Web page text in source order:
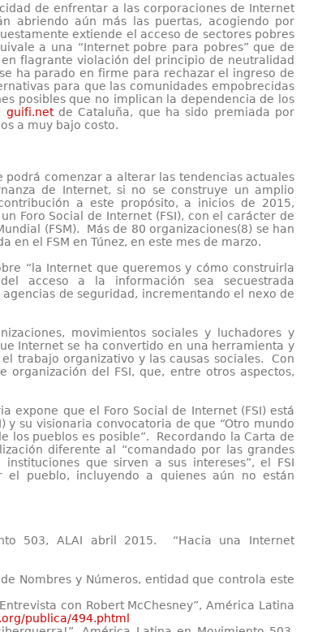
de enfrentar a las corporaciones de Internet
abriendo aún más las puertas, acogiendo por
extiende el acceso de sectores pobres
a una “Internet pobre para pobres” que de
flagrante violación del principio de neutralidad
ha parado en firme para rechazar el ingreso de
para que las comunidades empobrecidas
posibles que no implican la dependencia de los
guifi.netde Cataluña, que ha sido premiada por
a muy bajo costo.
comenzar a alterar las tendencias actuales
de Internet, si no se construye un amplio
a este propósito, a inicios de 2015,
Foro Social de Internet (FSI), con el carácter de
(FSM). Más de 80 organizaciones(8) se han
el FSM en Túnez, en este mes de marzo.
“la Internet que queremos y cómo construirla
acceso a la información sea secuestrada
de seguridad, incrementando el nexo de
movimientos sociales y luchadores y
Internet se ha convertido en una herramienta y
trabajo organizativo y las causas sociales. Con
del FSI, que, entre otros aspectos,
expone que el Foro Social de Internet (FSI) está
y su visionaria convocatoria de que “Otro mundo
los pueblos es posible”. Recordando la Carta de
diferente al “comandado por las grandes
que sirven a sus intereses”, el FSI
el pueblo, incluyendo a quienes aún no están
503, ALAI abril 2015. “Hacia una Internet
Nombres y Números, entidad que controla este
con Robert McChesney”, América Latina
publica/494.phtml